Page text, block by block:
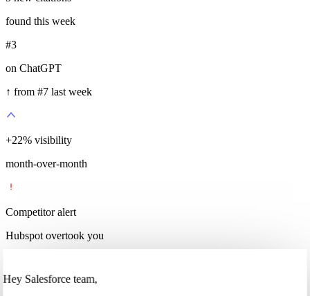
found this week
#3
on ChatGPT
↑ from #7 last week
+35% visibility
month-over-month
Competitor alert
Hubspot overtook you
Hey Salesforce team,